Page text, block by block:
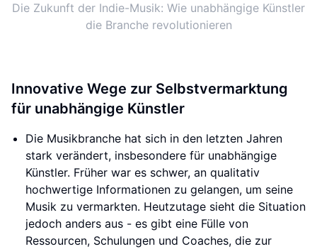
Die Zukunft der Indie-Musik: Wie unabhängige Künstler
die Branche revolutionieren
Innovative Wege zur Selbstvermarktung
für unabhängige Künstler
Die Musikbranche hat sich in den letzten Jahren
stark verändert, insbesondere für unabhängige
Künstler. Früher war es schwer, an qualitativ
hochwertige Informationen zu gelangen, um seine
Musik zu vermarkten. Heutzutage sieht die Situation
jedoch anders aus - es gibt eine Fülle von
Ressourcen, Schulungen und Coaches, die zur